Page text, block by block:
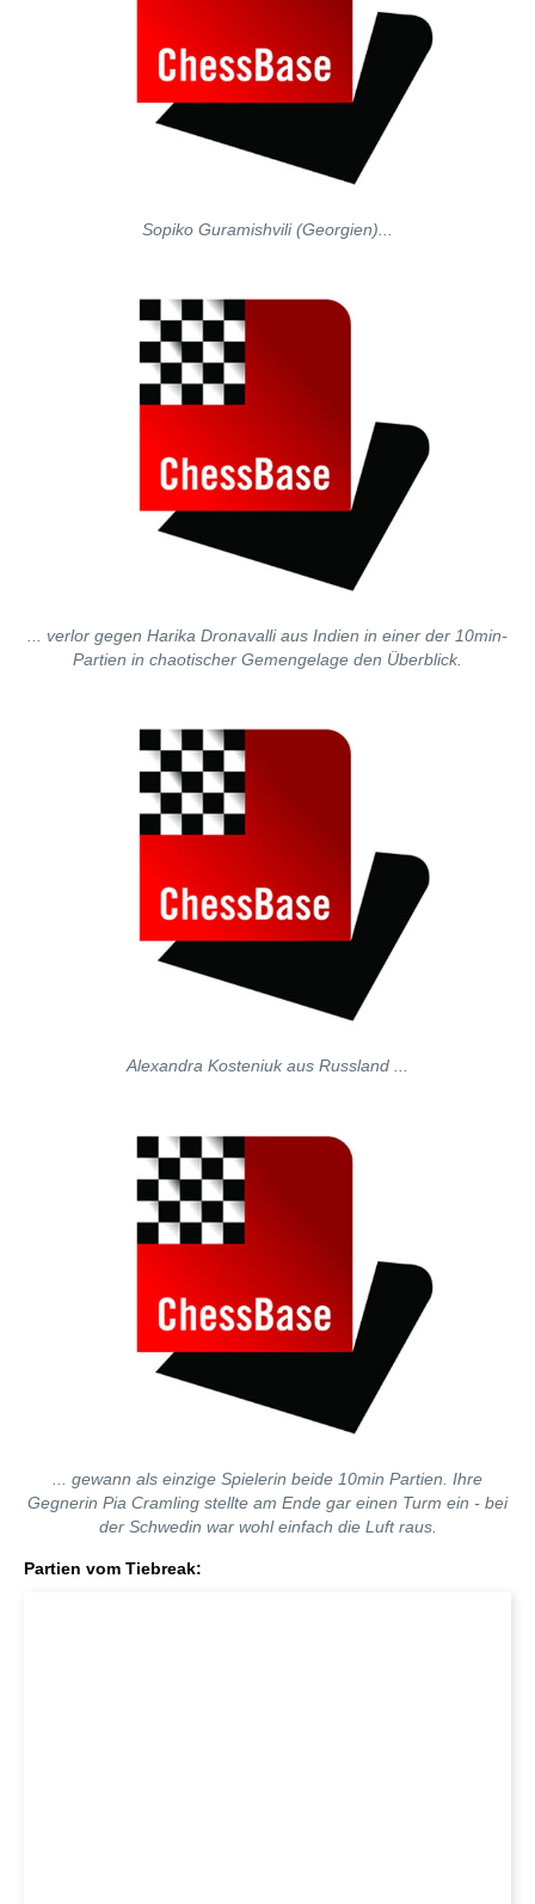
Sopiko Guramishvili (Georgien)...
... verlor gegen Harika Dronavalli aus Indien in einer der 10min-
Partien in chaotischer Gemengelage den Überblick.
Alexandra Kosteniuk aus Russland ...
... gewann als einzige Spielerin beide 10min Partien. Ihre
Gegnerin Pia Cramling stellte am Ende gar einen Turm ein - bei
der Schwedin war wohl einfach die Luft raus.
Partien vom Tiebreak: